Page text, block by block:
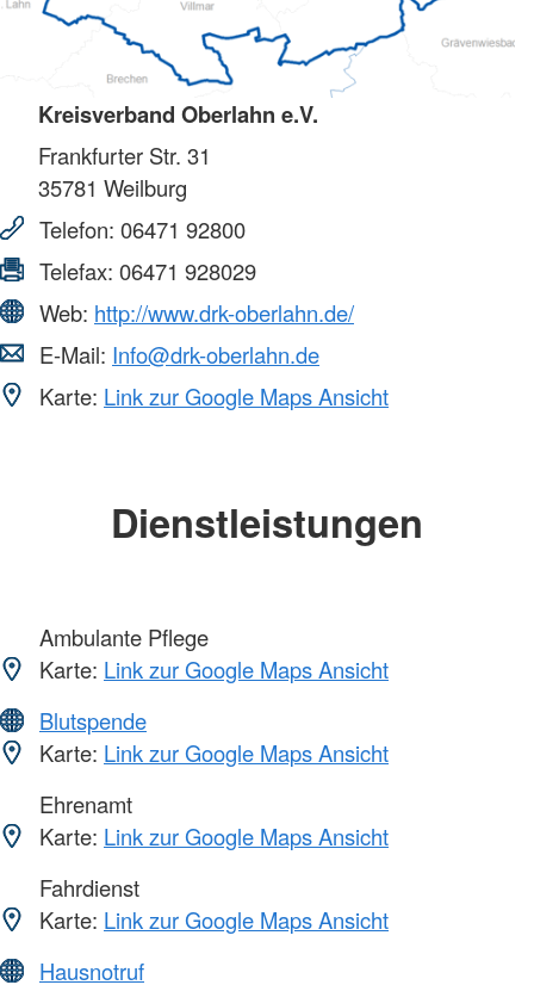
Kreisverband Oberlahn e.V.
Frankfurter Str. 31
35781 Weilburg
Telefon: 06471 92800
Telefax: 06471 928029
Web: http://www.drk-oberlahn.de/
E-Mail: Info@drk-oberlahn.de
Karte: Link zur Google Maps Ansicht
Dienstleistungen
Ambulante Pflege
Karte: Link zur Google Maps Ansicht
Blutspende
Karte: Link zur Google Maps Ansicht
Ehrenamt
Karte: Link zur Google Maps Ansicht
Fahrdienst
Karte: Link zur Google Maps Ansicht
Hausnotruf